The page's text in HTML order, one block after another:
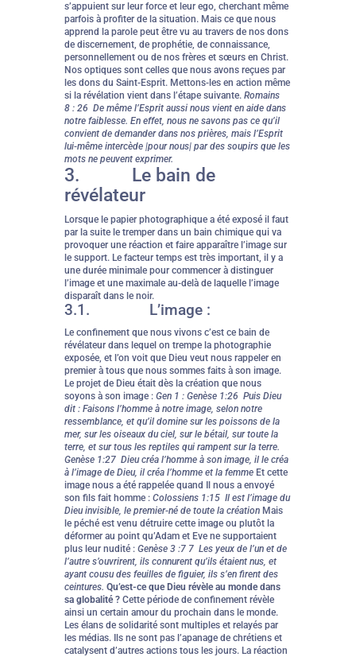
s’appuient sur leur force et leur ego, cherchant même
parfois à profiter de la situation. Mais ce que nous
apprend la parole peut être vu au travers de nos dons
de discernement, de prophétie, de connaissance,
personnellement ou de nos frères et sœurs en Christ.
Nos optiques sont celles que nous avons reçues par
les dons du Saint-Esprit. Mettons-les en action même
si la révélation vient dans l’étape suivante. Romains
8 : 26 De même l’Esprit aussi nous vient en aide dans
notre faiblesse. En effet, nous ne savons pas ce qu’il
convient de demander dans nos prières, mais l’Esprit
lui-même intercède |pour nous| par des soupirs que les
mots ne peuvent exprimer.
3. Le bain de
révélateur
Lorsque le papier photographique a été exposé il faut
par la suite le tremper dans un bain chimique qui va
provoquer une réaction et faire apparaître l’image sur
le support. Le facteur temps est très important, il y a
une durée minimale pour commencer à distinguer
l’image et une maximale au-delà de laquelle l’image
disparaît dans le noir.
3.1. L’image :
Le confinement que nous vivons c’est ce bain de
révélateur dans lequel on trempe la photographie
exposée, et l’on voit que Dieu veut nous rappeler en
premier à tous que nous sommes faits à son image.
Le projet de Dieu était dès la création que nous
soyons à son image : Gen 1 : Genèse 1:26 Puis Dieu
dit : Faisons l’homme à notre image, selon notre
ressemblance, et qu’il domine sur les poissons de la
mer, sur les oiseaux du ciel, sur le bétail, sur toute la
terre, et sur tous les reptiles qui rampent sur la terre.
Genèse 1:27 Dieu créa l’homme à son image, il le créa
à l’image de Dieu, il créa l’homme et la femmeEt cette
image nous a été rappelée quand Il nous a envoyé
son fils fait homme : Colossiens 1:15 Il est l’image du
Dieu invisible, le premier-né de toute la créationMais
le péché est venu détruire cette image ou plutôt la
déformer au point qu’Adam et Eve ne supportaient
plus leur nudité : Genèse 3 :7 7 Les yeux de l’un et de
l’autre s’ouvrirent, ils connurent qu’ils étaient nus, et
ayant cousu des feuilles de figuier, ils s’en firent des
ceintures. Qu’est-ce que Dieu révèle au monde dans
sa globalité ?Cette période de confinement révèle
ainsi un certain amour du prochain dans le monde.
Les élans de solidarité sont multiples et relayés par
les médias. Ils ne sont pas l’apanage de chrétiens et
catalysent d’autres actions tous les jours. La réaction